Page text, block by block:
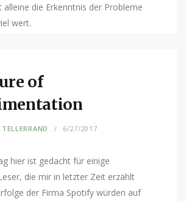
alleine die Erkenntnis der Probleme
wert.
of
6/27/2017
hier ist gedacht für einige
die mir in letzter Zeit erzählt
der Firma Spotify würden auf